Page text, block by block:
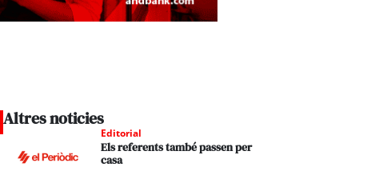
Altres noticies
Editorial
Els referents també passen per
casa